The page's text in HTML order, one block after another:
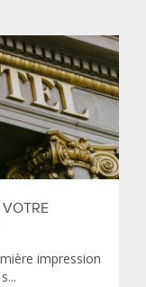
impression